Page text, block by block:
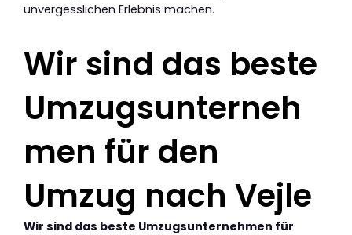
unvergesslichen Erlebnis machen.
Wir sind das beste
Umzugsunterneh
men für den
Umzug nach Vejle
Wir sind das beste Umzugsunternehmen für